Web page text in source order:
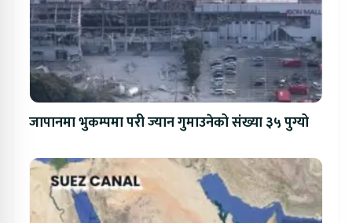
जापानमा भुकम्पमा परी ज्यान गुमाउनेको संख्या ३५ पुग्यो